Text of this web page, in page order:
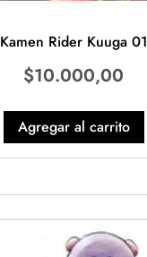
Kamen Rider Kuuga 01
$10.000,00
Agregar al carrito